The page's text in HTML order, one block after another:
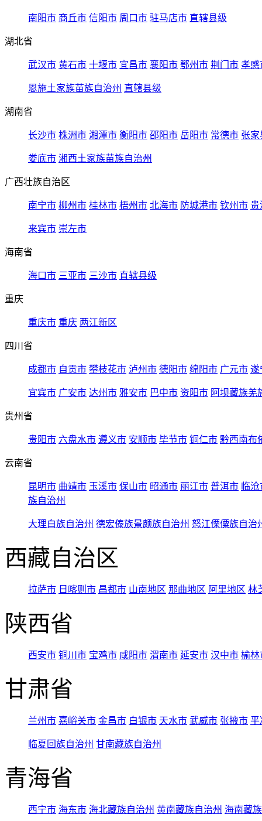
南阳市 商丘市 信阳市 周口市 驻马店市 直辖县级
湖北省
武汉市 黄石市 十堰市 宜昌市 襄阳市 鄂州市 荆门市 孝感
恩施土家族苗族自治州 直辖县级
湖南省
长沙市 株洲市 湘潭市 衡阳市 邵阳市 岳阳市 常德市 张家
娄底市 湘西土家族苗族自治州
广西壮族自治区
南宁市 柳州市 桂林市 梧州市 北海市 防城港市 钦州市 贵
来宾市 崇左市
海南省
海口市 三亚市 三沙市 直辖县级
重庆
重庆市 重庆 两江新区
四川省
成都市 自贡市 攀枝花市 泸州市 德阳市 绵阳市 广元市 遂
宜宾市 广安市 达州市 雅安市 巴中市 资阳市 阿坝藏族羌
贵州省
贵阳市 六盘水市 遵义市 安顺市 毕节市 铜仁市 黔西南布
云南省
昆明市 曲靖市 玉溪市 保山市 昭通市 丽江市 普洱市 临
族自治州
大理白族自治州 德宏傣族景颇族自治州 怒江傈僳族自治
西藏自治区
拉萨市 日喀则市 昌都市 山南地区 那曲地区 阿里地区 林
陕西省
西安市 铜川市 宝鸡市 咸阳市 渭南市 延安市 汉中市 榆林
甘肃省
兰州市 嘉峪关市 金昌市 白银市 天水市 武威市 张掖市 平
临夏回族自治州 甘南藏族自治州
青海省
西宁市 海东市 海北藏族自治州 黄南藏族自治州 海南藏